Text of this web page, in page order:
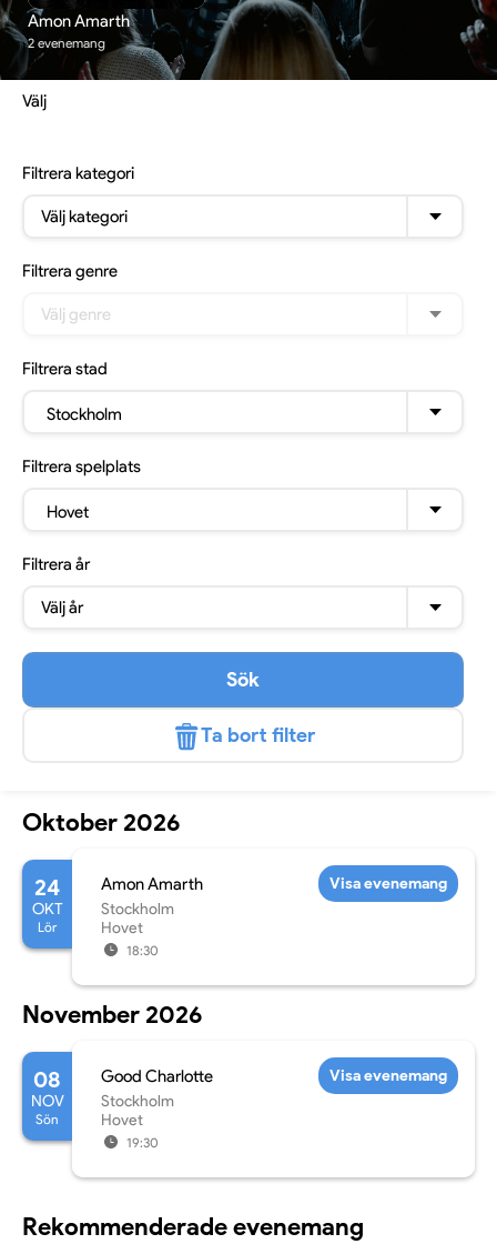
Amon Amarth
2 evenemang
Välj
Filtrera kategori
Välj kategori
Filtrera genre
Välj genre
Filtrera stad
Stockholm
Filtrera spelplats
Hovet
Filtrera år
Välj år
Sök
Ta bort filter
Oktober 2026
24
OKT
Lör
Amon Amarth
Stockholm
Hovet
18:30
Visa evenemang
November 2026
08
NOV
Sön
Good Charlotte
Stockholm
Hovet
19:30
Visa evenemang
Rekommenderade evenemang